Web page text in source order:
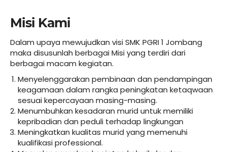
Misi Kami
Dalam upaya mewujudkan visi SMK PGRI 1 Jombang
maka disusunlah berbagai Misi yang terdiri dari
berbagai macam kegiatan.
Menyelenggarakan pembinaan dan pendampingan
keagamaan dalam rangka peningkatan ketaqwaan
sesuai kepercayaan masing-masing.
Menumbuhkan kesadaran murid untuk memiliki
kepribadian dan peduli terhadap lingkungan
Meningkatkan kualitas murid yang memenuhi
kualifikasi professional.